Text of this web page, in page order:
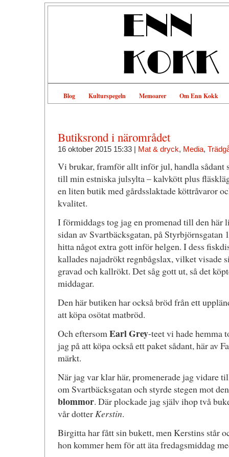
Blog Kulturspegeln Memoarer Om Enn Kokk
Butiksrond i närområdet
16 oktober 2015 15:33 | Mat & dryck, Media,
Vi brukar, framför allt inför jul, handla sådant
till min estniska julsylta – kalvkött plus
en liten butik med gårdsslaktade köttråvaror
kvalitet.
I förmiddags tog jag en promenad till den här
sidan av Svartbäcksgatan, på
hitta något extra gott inför helgen. I dess
kallades najadrökt regnbågslax, vilket visade
gravad och kallrökt. Det såg gott ut, så det
middagar.
Den här butiken har också bröd från ett
att köpa osötat matbröd.
Och eftersomEarl Grey-teet vi hade hemma
jag på att köpa också ett paket sådant, här av
märkt.
När jag var klar här, promenerade jag vidare
om Svartbäcksgatan och styrde stegen mot
blommor. Där plockade jag själv ihop två
vår dotterKerstin.
Birgitta har fått sin bukett, men Kerstins står
hon kommer hem för att äta fredagsmiddag